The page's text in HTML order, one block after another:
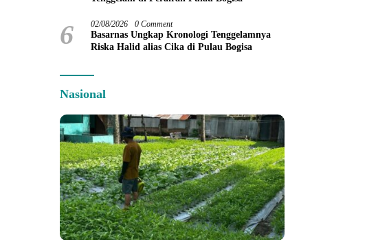
6 02/08/2026 0 Comment
Basarnas Ungkap Kronologi Tenggelamnya
Riska Halid alias Cika di Pulau Bogisa
Nasional